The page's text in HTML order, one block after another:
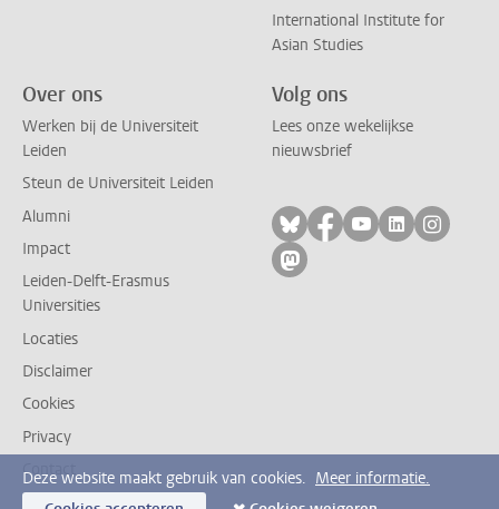
International Institute for
Asian Studies
Over ons
Werken bij de Universiteit
Leiden
Steun de Universiteit Leiden
Alumni
Impact
Leiden-Delft-Erasmus
Universities
Locaties
Disclaimer
Cookies
Privacy
Contact
Volg ons
Lees onze wekelijkse
nieuwsbrief
Volg ons op bluesky
Volg ons op
Volg ons op
Volg ons
Volg
Volg ons op mastodon
Deze website maakt gebruik van cookies. Meer informatie.